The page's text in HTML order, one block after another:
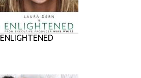
ENLIGHTENED